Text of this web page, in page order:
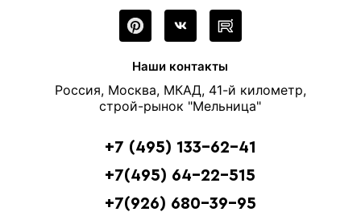
Наши контакты
Россия, Москва, МКАД, 41-й километр,
строй-рынок "Мельница"
+7 (495) 133-62-41
+7(495) 64-22-515
+7(926) 680-39-95